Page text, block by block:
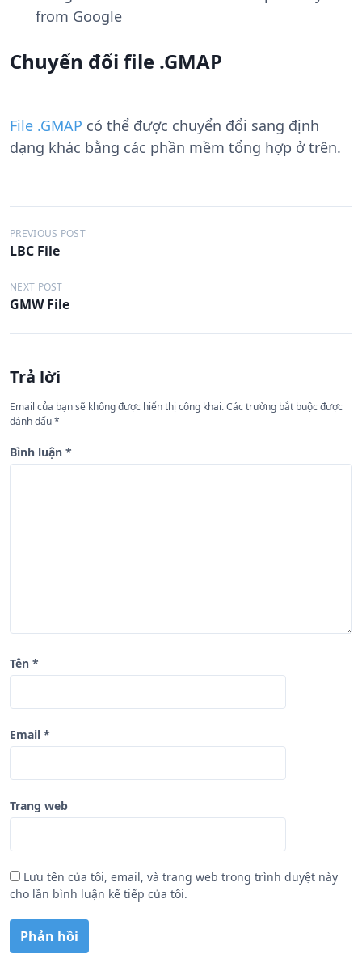
from Google
Chuyển đổi file .GMAP
File .GMAP có thể được chuyển đổi sang định
dạng khác bằng các phần mềm tổng hợp ở trên.
Đ
i
ề
u
h
ớ
n
g
b
PREVIOUS POST
LBC File
NEXT POST
GMW File
Trả lời
Email của bạn sẽ không được hiển thị công khai.Các trường bắt buộc được
đánh dấu*
Bình luận *
Tên *
Email *
Trang web
Lưu tên của tôi, email, và trang web trong trình duyệt này
cho lần bình luận kế tiếp của tôi.